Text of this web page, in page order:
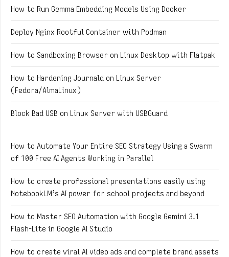
How to Run Gemma Embedding Models Using Docker
Deploy Nginx Rootful Container with Podman
How to Sandboxing Browser on Linux Desktop with Flatpak
How to Hardening Journald on Linux Server
(Fedora/AlmaLinux)
Block Bad USB on Linux Server with USBGuard
How to Automate Your Entire SEO Strategy Using a Swarm
of 100 Free AI Agents Working in Parallel
How to create professional presentations easily using
NotebookLM’s AI power for school projects and beyond
How to Master SEO Automation with Google Gemini 3.1
Flash-Lite in Google AI Studio
How to create viral AI video ads and complete brand assets